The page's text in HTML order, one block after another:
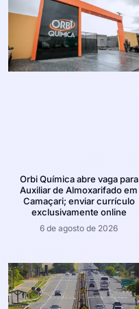
Orbi Química abre vaga para
Auxiliar de Almoxarifado em
Camaçari; enviar currículo
exclusivamente online
6 de agosto de 2026